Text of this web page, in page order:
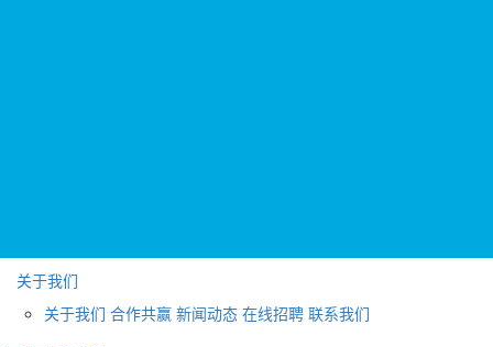
关于我们
关于我们 合作共赢 新闻动态 在线招聘 联系我们